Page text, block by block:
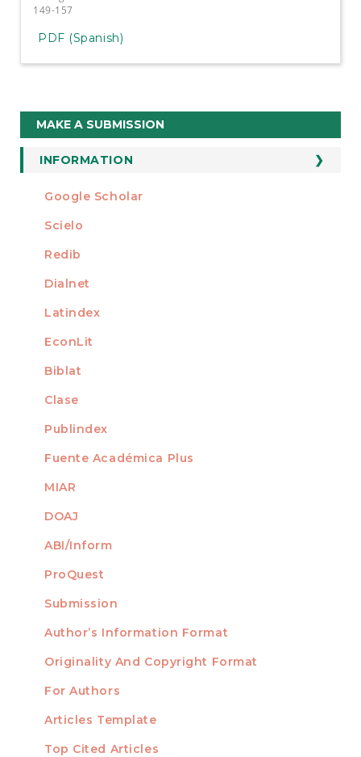
149-157
PDF (Spanish)
Make
a
Submission
MAKE A SUBMISSION
INFORMATION
For Readers
For Librarians
INDEXED AT
Google Scholar
Scielo
Redib
Dialnet
Latindex
EconLit
Biblat
Clase
Publindex
Fuente Académica Plus
MIAR
DOAJ
ABI/Inform
ProQuest
AUTHORS
Submission
Author’s Information Format
Originality And Copyright Format
For Authors
Articles Template
STATISTICS
Top Cited Articles